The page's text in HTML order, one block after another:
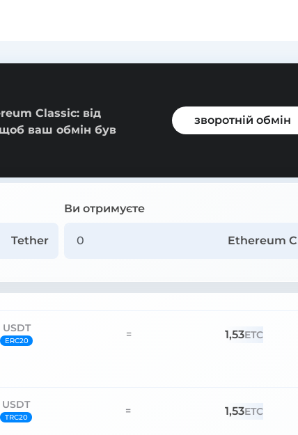
Classic: від
щоб ваш обмін був
зворотній обмін
Tether
Ви отримуєте
Ethereum
USDT
ERC20 = 1,53ETC
USDT
TRC20 = 1,53ETC